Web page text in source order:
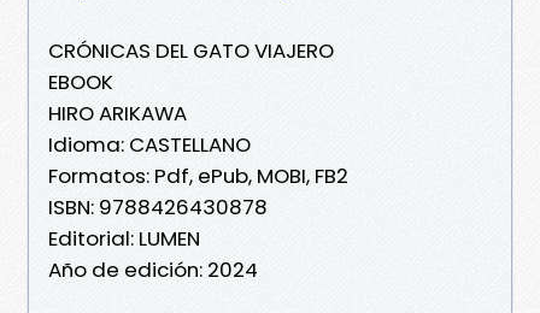
CRÓNICAS DEL GATO VIAJERO
EBOOK
HIRO ARIKAWA
Idioma: CASTELLANO
Formatos: Pdf, ePub, MOBI, FB2
ISBN: 9788426430878
Editorial: LUMEN
Año de edición: 2024